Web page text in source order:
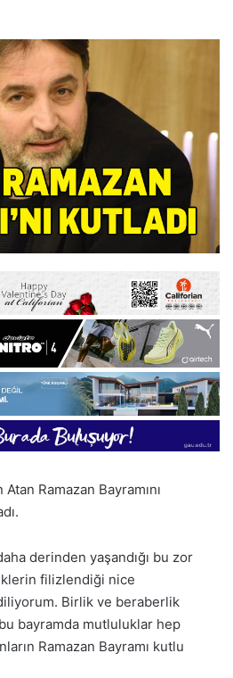
Ramazan Bayramını
derinden yaşandığı bu zor
filizlendiği nice
diliyorum. Birlik ve beraberlik
bayramda mutluluklar hep
Ramazan Bayramı kutlu